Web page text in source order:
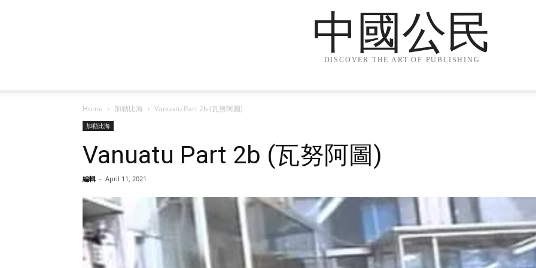
中國公民
DISCOVER THE ART OF PUBLISHING
Home 加勒比海 Vanuatu Part 2b (瓦努阿圖)
加勒比海
Vanuatu Part 2b (瓦努阿圖)
編輯 - April 11, 2021